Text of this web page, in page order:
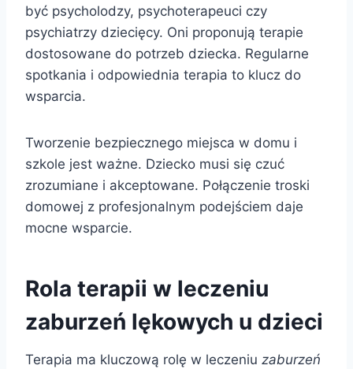
być psycholodzy, psychoterapeuci czy
psychiatrzy dziecięcy. Oni proponują terapie
dostosowane do potrzeb dziecka. Regularne
spotkania i odpowiednia terapia to klucz do
wsparcia.
Tworzenie bezpiecznego miejsca w domu i
szkole jest ważne. Dziecko musi się czuć
zrozumiane i akceptowane. Połączenie troski
domowej z profesjonalnym podejściem daje
mocne wsparcie.
Rola terapii w leczeniu
zaburzeń lękowych u dzieci
Terapia ma kluczową rolę w leczeniu zaburzeń